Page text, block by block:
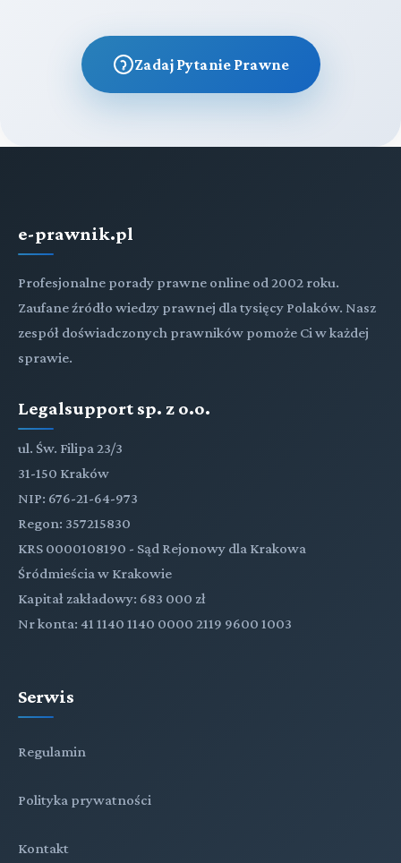
Zadaj Pytanie Prawne
e-prawnik.pl
Profesjonalne porady prawne online od 2002 roku.
Zaufane źródło wiedzy prawnej dla tysięcy Polaków. Nasz
zespół doświadczonych prawników pomoże Ci w każdej
sprawie.
Legalsupport sp. z o.o.
ul. Św. Filipa 23/3
31-150 Kraków
NIP: 676-21-64-973
Regon: 357215830
KRS 0000108190 - Sąd Rejonowy dla Krakowa
Śródmieścia w Krakowie
Kapitał zakładowy: 683 000 zł
Nr konta: 41 1140 1140 0000 2119 9600 1003
Serwis
Regulamin
Polityka prywatności
Kontakt